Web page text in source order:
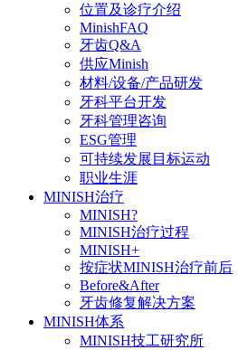
位置及诊疗介绍
MinishFAQ
牙齿Q&A
供应Minish
材料/设备/产品研发
牙科平台开发
牙科管理咨询
ESG管理
可持续发展目标运动
职业生涯
MINISH治疗
MINISH?
MINISH治疗过程
MINISH+
按症状MINISH治疗前后
Before&After
牙齿修复解决方案
MINISH体系
MINISH技工研究所